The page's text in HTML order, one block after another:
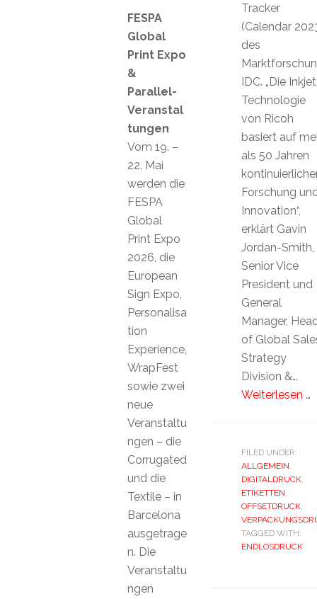
Tracker
(Calendar
des
IDC. „Die
Technologie
von Ricoh
basiert auf
als 50 Jahren
Forschung
Innovation“,
erklärt Gavin
Jordan-Smith,
Senior Vice
President und
General
Manager,
of Global
Strategy
Division &…
Weiterlesen …
FILED UNDER:
ALLGEMEIN
DIGITALDRUCK,
ETIKETTEN
OFFSETDRUCK,
TAGGED WITH:
ENDLOSDRUCK
FESPA
Global
Print Expo
&
Parallel-
Veranstal
tungen
Vom 19. –
22. Mai
werden die
FESPA
Global
Print Expo
2026, die
European
Sign Expo,
Personalisa
tion
Experience,
WrapFest
sowie zwei
neue
Veranstaltu
ngen – die
Corrugated
und die
Textile – in
Barcelona
ausgetrage
n. Die
Veranstaltu
ngen